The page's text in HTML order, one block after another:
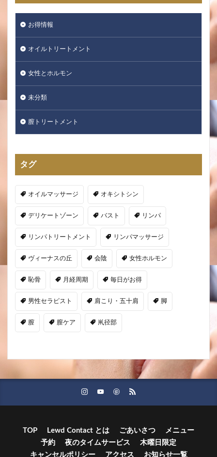
お得情報
オイルトリートメント
女性とホルモン
未分類
膣トリートメント
タグ
オイルマッサージ オキシトシン
デリケートゾーン バスト リンパ
リンパトリートメント リンパマッサージ
ヴィーナスの丘 会陰 女性ホルモン
恥骨 月経周期 毎日がお得
男性セラピスト 肩こり・五十肩 脚
膣 膣ケア 鼡径部
TOP Lewd Contact とは ごあいさつ
メニュー
予約
夜のタイムサービス
木曜日限定